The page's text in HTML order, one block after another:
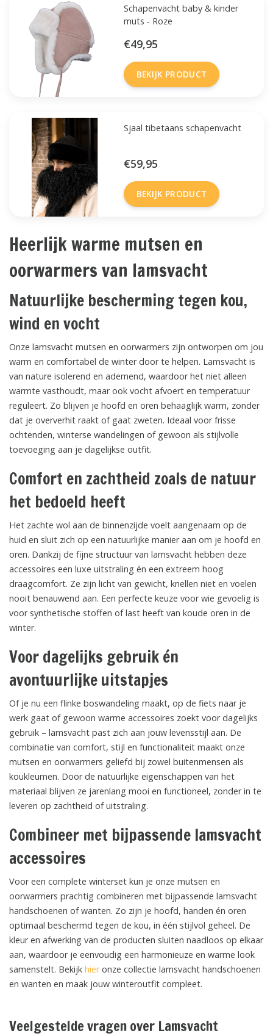
Schapenvacht baby & kinder
muts - Roze
€49,95
BEKIJK PRODUCT
Sjaal tibetaans schapenvacht
€59,95
BEKIJK PRODUCT
Heerlijk warme mutsen en
oorwarmers van lamsvacht
Natuurlijke bescherming tegen kou,
wind en vocht
Onze lamsvacht mutsen en oorwarmers zijn ontworpen om jou
warm en comfortabel de winter door te helpen. Lamsvacht is
van nature isolerend en ademend, waardoor het niet alleen
warmte vasthoudt, maar ook vocht afvoert en temperatuur
reguleert. Zo blijven je hoofd en oren behaaglijk warm, zonder
dat je oververhit raakt of gaat zweten. Ideaal voor frisse
ochtenden, winterse wandelingen of gewoon als stijlvolle
toevoeging aan je dagelijkse outfit.
Comfort en zachtheid zoals de natuur
het bedoeld heeft
Het zachte wol aan de binnenzijde voelt aangenaam op de
huid en sluit zich op een natuurlijke manier aan om je hoofd en
oren. Dankzij de fijne structuur van lamsvacht hebben deze
accessoires een luxe uitstraling én een extreem hoog
draagcomfort. Ze zijn licht van gewicht, knellen niet en voelen
nooit benauwend aan. Een perfecte keuze voor wie gevoelig is
voor synthetische stoffen of last heeft van koude oren in de
winter.
Voor dagelijks gebruik én
avontuurlijke uitstapjes
Of je nu een flinke boswandeling maakt, op de fiets naar je
werk gaat of gewoon warme accessoires zoekt voor dagelijks
gebruik – lamsvacht past zich aan jouw levensstijl aan. De
combinatie van comfort, stijl en functionaliteit maakt onze
mutsen en oorwarmers geliefd bij zowel buitenmensen als
koukleumen. Door de natuurlijke eigenschappen van het
materiaal blijven ze jarenlang mooi en functioneel, zonder in te
leveren op zachtheid of uitstraling.
Combineer met bijpassende lamsvacht
accessoires
Voor een complete winterset kun je onze mutsen en
oorwarmers prachtig combineren met bijpassende lamsvacht
handschoenen of wanten. Zo zijn je hoofd, handen én oren
optimaal beschermd tegen de kou, in één stijlvol geheel. De
kleur en afwerking van de producten sluiten naadloos op elkaar
aan, waardoor je eenvoudig een harmonieuze en warme look
samenstelt. Bekijk hieronze collectie lamsvacht handschoenen
en wanten en maak jouw winteroutfit compleet.
Veelgestelde vragen over Lamsvacht